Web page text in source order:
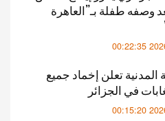
وصفه طفلة بـ”العاهرة
2026-
المدنية تعلن إخماد جميع
في الجزائر
2026-